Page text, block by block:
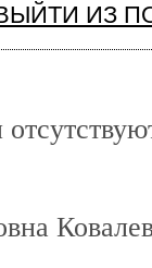
ИЗ